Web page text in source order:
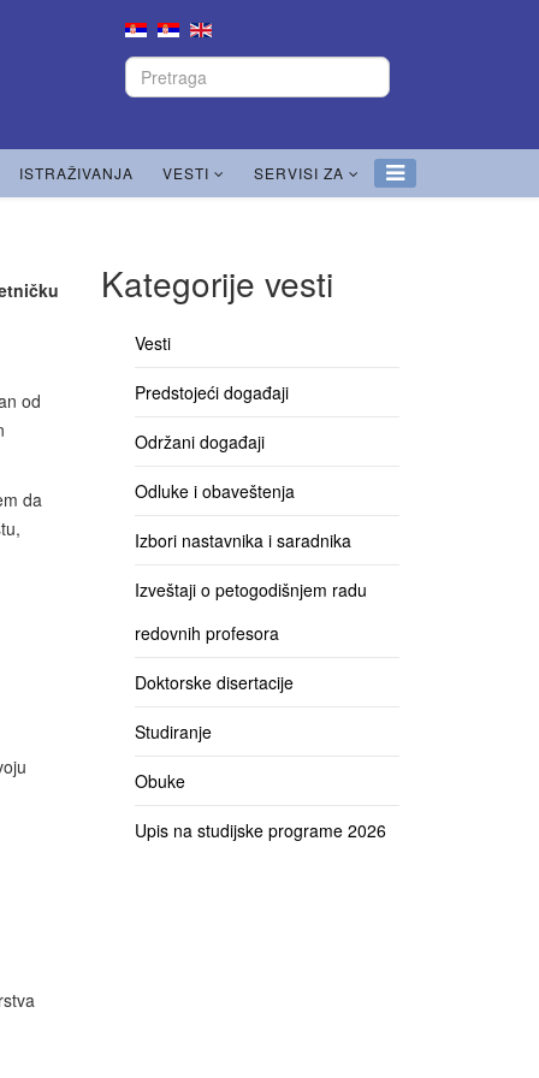
ISTRAŽIVANJA VESTI SERVISI ZA
od
da
Kategorije vesti
Vesti
Predstojeći događaji
Održani događaji
Odluke i obaveštenja
Izbori nastavnika i saradnika
Izveštaji o petogodišnjem radu
redovnih profesora
Doktorske disertacije
Studiranje
Obuke
Upis na studijske programe 2026